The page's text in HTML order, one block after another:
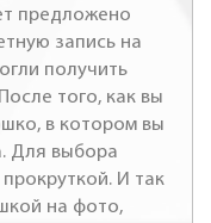
предложено
запись на
получить
того, как вы
в котором вы
Для выбора
И так
на фото,